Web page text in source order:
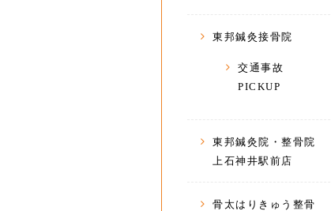
東邦鍼灸接骨院
交通事故
PICKUP
東邦鍼灸院・整骨院
上石神井駅前店
骨太はりきゅう整骨